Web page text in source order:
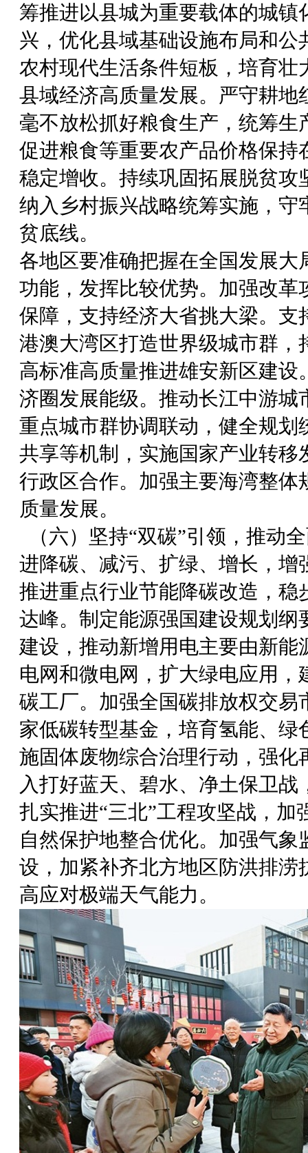
筹推进以县城为重要载体的城镇
兴，优化县域基础设施布局和公
农村现代生活条件短板，培育壮
县域经济高质量发展。严守耕地
毫不放松抓好粮食生产，统筹生
促进粮食等重要农产品价格保持
稳定增收。持续巩固拓展脱贫攻
纳入乡村振兴战略统筹实施，守
贫底线。
各地区要准确把握在全国发展大
功能，发挥比较优势。加强改革
保障，支持经济大省挑大梁。支
港澳大湾区打造世界级城市群，
高标准高质量推进雄安新区建设
济圈发展能级。推动长江中游城
重点城市群协调联动，健全规划
共享等机制，实施国家产业转移
行政区合作。加强主要海湾整体
质量发展。
（六）坚持“双碳”引领，推动
进降碳、减污、扩绿、增长，增
推进重点行业节能降碳改造，稳
达峰。制定能源强国建设规划纲
建设，推动新增用电主要由新能
电网和微电网，扩大绿电应用，
碳工厂。加强全国碳排放权交易
家低碳转型基金，培育氢能、绿
施固体废物综合治理行动，强化
入打好蓝天、碧水、净土保卫
扎实推进“三北”工程攻坚战，加
自然保护地整合优化。加强气象
设，加紧补齐北方地区防洪排涝
高应对极端天气能力。